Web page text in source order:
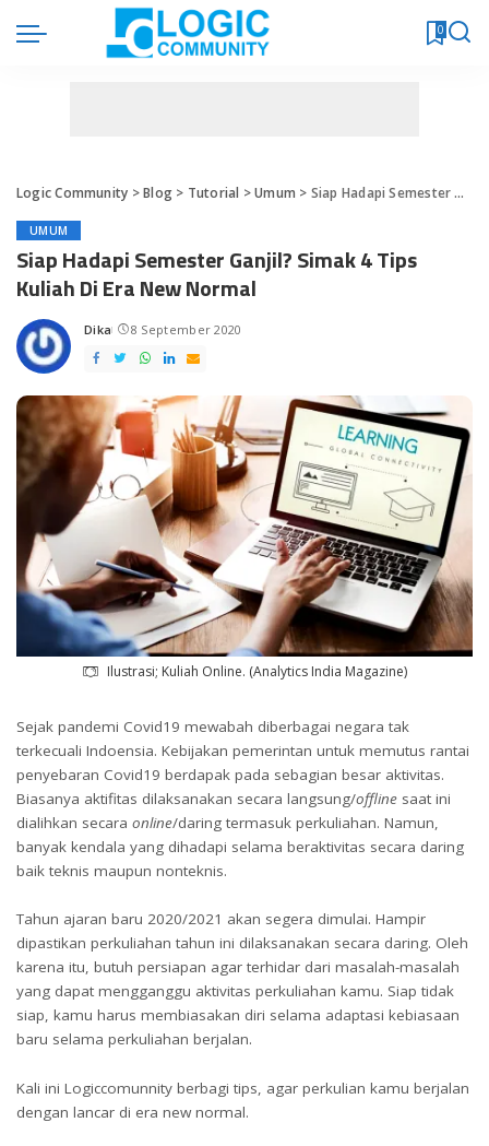
0
Logic Community >Blog> Tutorial >Umum > Siap Hadapi Semester Ganjil? Simak 4 Tips Kuliah Di Era New Normal
UMUM
Siap Hadapi Semester Ganjil? Simak 4 Tips
Kuliah Di Era New Normal
Posted
by
Dika 8 September 2020
Ilustrasi; Kuliah Online. (Analytics India Magazine)
Sejak pandemi Covid19 mewabah diberbagai negara tak
terkecuali Indoensia. Kebijakan pemerintan untuk memutus rantai
penyebaran Covid19 berdapak pada sebagian besar aktivitas.
Biasanya aktifitas dilaksanakan secara langsung/offline saat ini
dialihkan secara online/daring termasuk perkuliahan. Namun,
banyak kendala yang dihadapi selama beraktivitas secara daring
baik teknis maupun nonteknis.
Tahun ajaran baru 2020/2021 akan segera dimulai. Hampir
dipastikan perkuliahan tahun ini dilaksanakan secara daring. Oleh
karena itu, butuh persiapan agar terhidar dari masalah-masalah
yang dapat mengganggu aktivitas perkuliahan kamu. Siap tidak
siap, kamu harus membiasakan diri selama adaptasi kebiasaan
baru selama perkuliahan berjalan.
Kali ini Logiccomunnity berbagi tips, agar perkulian kamu berjalan
dengan lancar di era new normal.